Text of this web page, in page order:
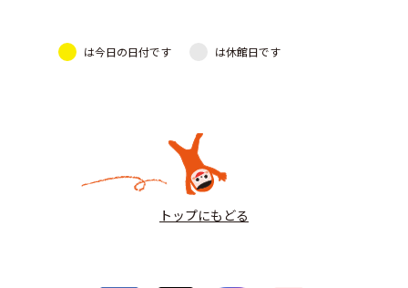
は今日の日付です は休館日です
トップにもどる